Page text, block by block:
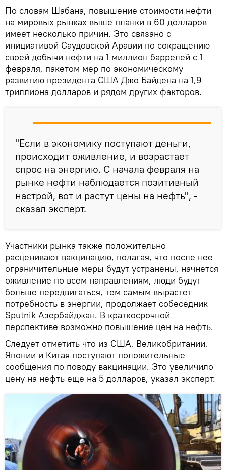
По словам Шабана, повышение стоимости нефти
на мировых рынках выше планки в 60 долларов
имеет несколько причин. Это связано с
инициативой Саудовской Аравии по сокращению
своей добычи нефти на 1 миллион баррелей с 1
февраля, пакетом мер по экономическому
развитию президента США Джо Байдена на 1,9
триллиона долларов и рядом других факторов.
"Если в экономику поступают деньги,
происходит оживление, и возрастает
спрос на энергию. С начала февраля на
рынке нефти наблюдается позитивный
настрой, вот и растут цены на нефть", -
сказал эксперт.
Участники рынка также положительно
расценивают вакцинацию, полагая, что после нее
ограничительные меры будут устранены, начнется
оживление по всем направлениям, люди будут
больше передвигаться, тем самым вырастет
потребность в энергии, продолжает собеседник
Sputnik Азербайджан. В краткосрочной
перспективе возможно повышение цен на нефть.
Следует отметить что из США, Великобритании,
Японии и Китая поступают положительные
сообщения по поводу вакцинации. Это увеличило
цену на нефть еще на 5 долларов, указал эксперт.